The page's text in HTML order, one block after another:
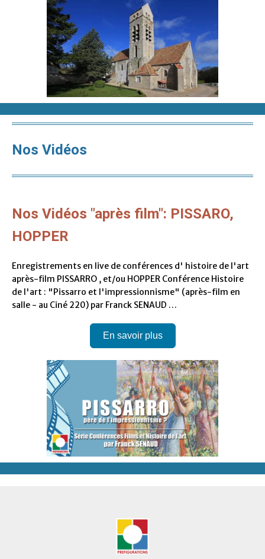
Nos Vidéos
Nos Vidéos "après film": PISSARO,
HOPPER
Enregistrements en live de conférences d' histoire de l'art
après-film PISSARRO , et/ou HOPPER Conférence Histoire
de l'art : "Pissarro et l'impressionnisme" (après-film en
salle - au Ciné 220) par Franck SENAUD …
En savoir plus